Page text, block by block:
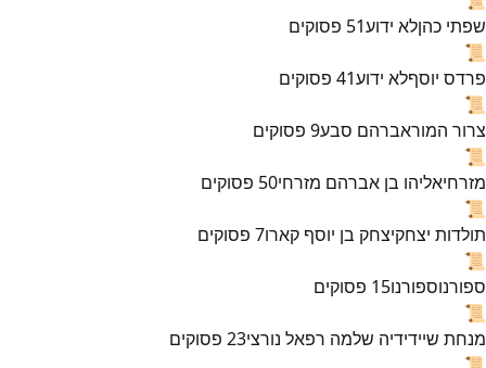
שפתי כהןלא ידוע51 פסוקים
📜
פרדס יוסףלא ידוע41 פסוקים
📜
צרור המוראברהם סבע9 פסוקים
📜
מזרחיאליהו בן אברהם מזרחי50 פסוקים
📜
תולדות יצחקיצחק בן יוסף קארו7 פסוקים
📜
ספורנוספורנו15 פסוקים
📜
מנחת שיידידיה שלמה רפאל נורצי23 פסוקים